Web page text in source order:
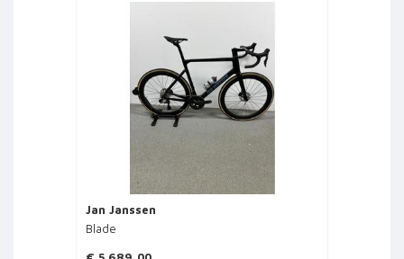
Jan Janssen
Blade